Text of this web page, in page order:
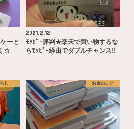
ーと
☆
2021.2.12
ﾓｯﾋﾟｰ評判★楽天で買い物するな
らﾓｯﾋﾟｰ経由でダブルチャンス!!
し お金のこと